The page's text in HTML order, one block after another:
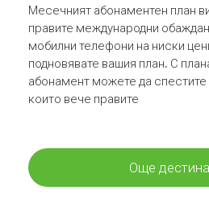
Месечният абонаментен план
правите международни
мобилни телефони на ниски
подновявате вашия план. С
абонамент можете да спестите
които вече правите
Още